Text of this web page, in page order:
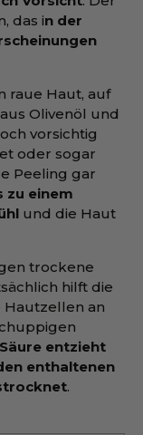
das in der
raue Haut, auf
Olivenöl und
vorsichtig
oder sogar
Peeling gar
zu einem
und die Haut
trockene
hilft die
Hautzellen an
entzieht
enthaltenen
.